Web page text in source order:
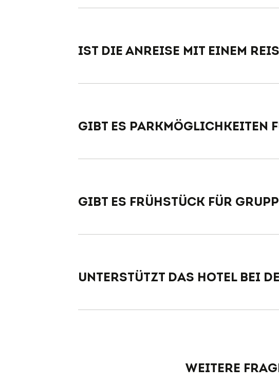
Ist die Anreise mit einem
Gibt es Parkmöglichkeiten
Gibt es Frühstück für
Unterstützt das Hotel bei
Weitere